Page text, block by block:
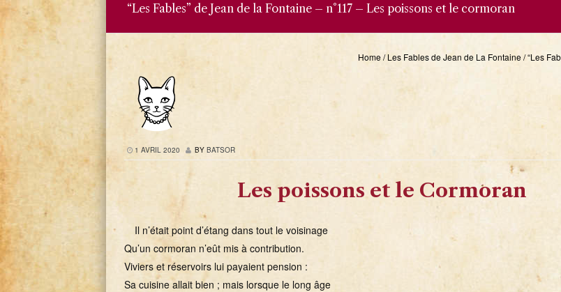
“Les Fables” de Jean de la Fontaine – n°117 – Les poissons et le cormoran
Home/Les Fables de Jean de La Fontaine/“Les
1 AVRIL 2020 BY BATSOR
Les poissons et le Cormoran
Il n’était point d’étang dans tout le voisinage
Qu’un cormoran n’eût mis à contribution.
Viviers et réservoirs lui payaient pension :
Sa cuisine allait bien ; mais lorsque le long âge